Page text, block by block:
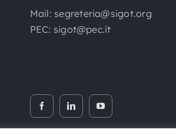
Mail: segreteria@sigot.org
PEC: sigot@pec.it